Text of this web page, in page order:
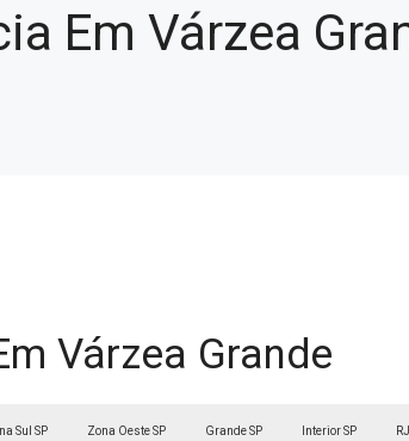
Em Várzea
Várzea Grande
Sul SP Zona Oeste SP Grande SP Interior SP